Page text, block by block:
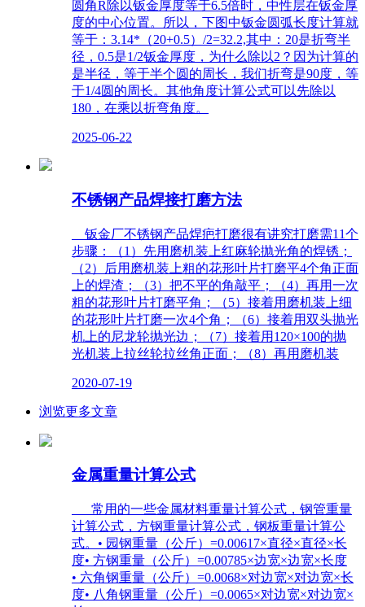
圆角R除以钣金厚度等于6.5倍时，中性层在钣金厚
度的中心位置。所以，下图中钣金圆弧长度计算就
等于：3.14*（20+0.5）/2=32.2,其中：20是折弯半
径，0.5是1/2钣金厚度，为什么除以2？因为计算的
是半径，等于半个圆的周长，我们折弯是90度，等
于1/4圆的周长。其他角度计算公式可以先除以
180，在乘以折弯角度。
2025-06-22
不锈钢产品焊接打磨方法
钣金厂不锈钢产品焊疤打磨很有讲究打磨需11个
步骤：（1）先用磨机装上红麻轮抛光角的焊锈；
（2）后用磨机装上粗的花形叶片打磨平4个角正面
上的焊渣；（3）把不平的角敲平；（4）再用一次
粗的花形叶片打磨平角；（5）接着用磨机装上细
的花形叶片打磨一次4个角；（6）接着用双头抛光
机上的尼龙轮抛光边；（7）接着用120×100的抛
光机装上拉丝轮拉丝角正面；（8）再用磨机装
2020-07-19
浏览更多文章
金属重量计算公式
常用的一些金属材料重量计算公式，钢管重量
计算公式，方钢重量计算公式，钢板重量计算公
式。• 园钢重量（公斤）=0.00617×直径×直径×长
度• 方钢重量（公斤）=0.00785×边宽×边宽×长度
• 六角钢重量（公斤）=0.0068×对边宽×对边宽×长
度• 八角钢重量（公斤）=0.0065×对边宽×对边宽×